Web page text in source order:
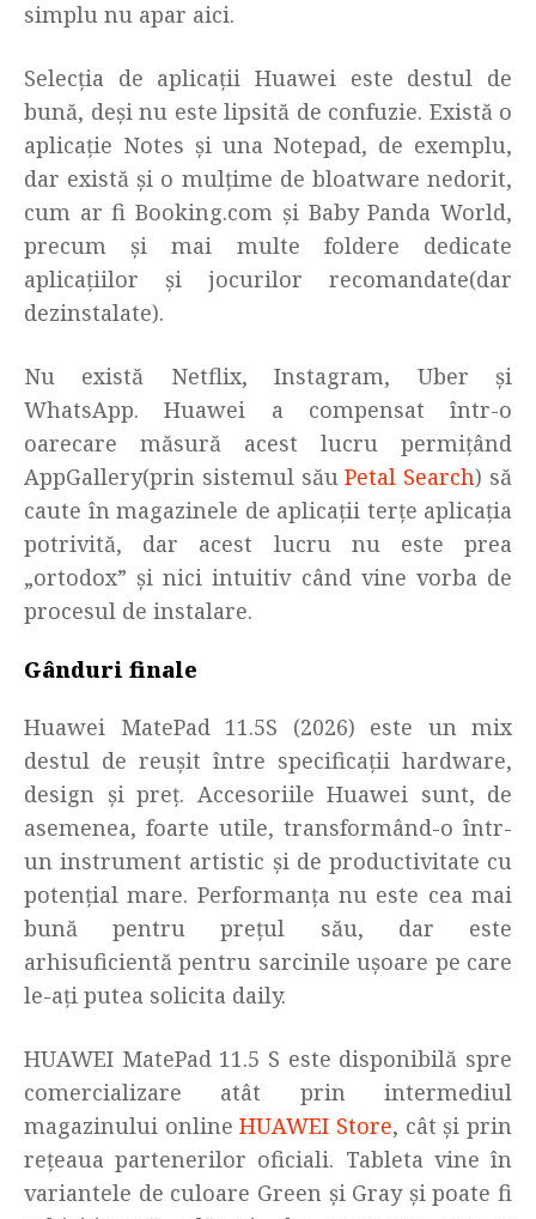
simplu nu apar aici.
Selecția de aplicații Huawei este destul de
bună, deși nu este lipsită de confuzie. Există o
aplicație Notes și una Notepad, de exemplu,
dar există și o mulțime de bloatware nedorit,
cum ar fi Booking.com și Baby Panda World,
precum și mai multe foldere dedicate
aplicațiilor și jocurilor recomandate(dar
dezinstalate).
Nu există Netflix, Instagram, Uber și
WhatsApp. Huawei a compensat într-o
oarecare măsură acest lucru permițând
AppGallery(prin sistemul săuPetal Search) să
caute în magazinele de aplicații terțe aplicația
potrivită, dar acest lucru nu este prea
„ortodox” și nici intuitiv când vine vorba de
procesul de instalare.
Gânduri finale
Huawei MatePad 11.5S (2026) este un mix
destul de reușit între specificații hardware,
design și preț. Accesoriile Huawei sunt, de
asemenea, foarte utile, transformând-o într-
un instrument artistic și de productivitate cu
potențial mare. Performanța nu este cea mai
bună pentru prețul său, dar este
arhisuficientă pentru sarcinile ușoare pe care
le-ați putea solicita daily.
HUAWEI MatePad 11.5 S este disponibilă spre
comercializare atât prin intermediul
magazinului onlineHUAWEI Store, cât și prin
rețeaua partenerilor oficiali. Tableta vine în
variantele de culoare Green și Gray și poate fi